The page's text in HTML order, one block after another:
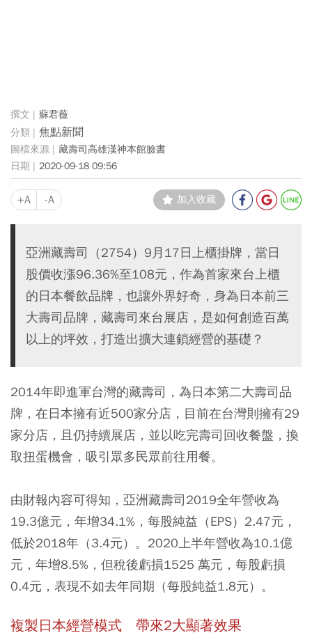
蘇君薇
焦點新聞
藏壽司高雄漢神本館臉書
2020-09-18 09:56
+A -A 加入收藏
亞洲藏壽司（2754）9月17日上櫃掛牌，當日
股價收漲96.36%至108元，作為首家來台上櫃
的日本餐飲品牌，也讓外界好奇，身為日本前三
大壽司品牌，藏壽司來台展店，是如何創造百萬
以上的坪效，打造出擴大連鎖經營的基礎？
2014年即進軍台灣的藏壽司，為日本第二大壽司品
牌，在日本擁有近500家分店，目前在台灣則擁有29
家分店，且仍持續展店，並以吃完壽司回收餐盤，換
取扭蛋機會，吸引眾多民眾前往用餐。
由財報內容可得知，亞洲藏壽司2019全年營收為
19.3億元，年增34.1%，每股純益（EPS）2.47元，
低於2018年（3.4元）。2020上半年營收為10.1億
元，年增8.5%，但稅後虧損1525 萬元，每股虧損
0.4元，表現不如去年同期（每股純益1.8元）。
複製日本經營模式 帶來2大顯著效果